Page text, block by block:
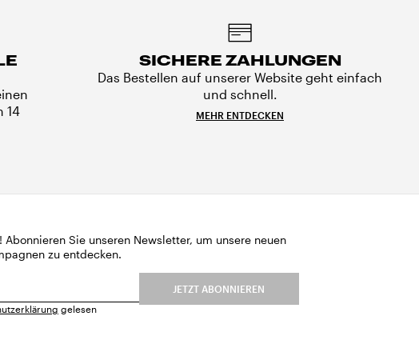
14
SICHERE ZAHLUNGEN
Das Bestellen auf unserer Website geht einfach
und schnell.
MEHR ENTDECKEN
Abonnieren Sie unseren Newsletter, um unsere neuen
zu entdecken.
gelesen
JETZT ABONNIEREN